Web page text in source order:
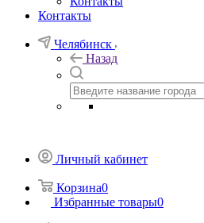
Контакты
Челябинск
Назад
Личный кабинет
Корзина0
Избранные товары0